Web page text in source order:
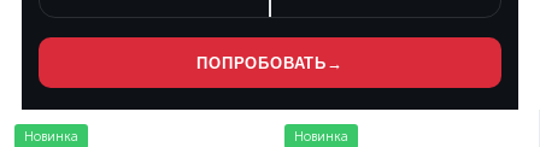
ПОПРОБОВАТЬ →
Новинка Новинка